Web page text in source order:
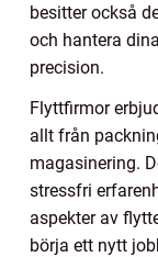
besitter också
och hantera
precision.
Flyttfirmor
allt från
magasinering.
stressfri
aspekter av
börja ett nytt